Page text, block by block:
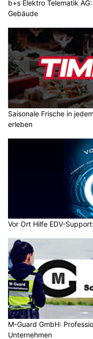
b+s Elektro Telematik
Gebäude
Saisonale Frische in
erleben
Vor Ort Hilfe EDV-
M-Guard GmbH:
Unternehmen